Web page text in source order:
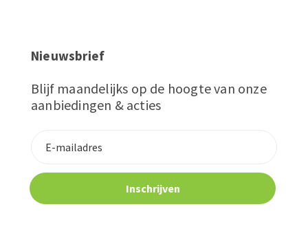
Nieuwsbrief
Blijf maandelijks op de hoogte van onze
aanbiedingen & acties